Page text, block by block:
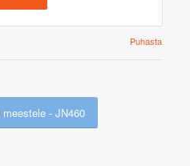
Puhasta
- JN460